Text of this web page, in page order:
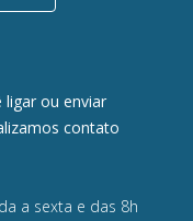
ligar ou enviar
contato
a sexta e das 8h